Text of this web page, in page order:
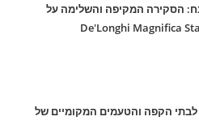
הסקירה המקיפה והשלימה על
לבתי הקפה והטעמים המקומיים של